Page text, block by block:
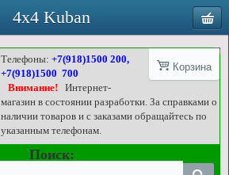
Корзина
Телефоны:+7(918)1500 200,
+7(918)1500 700
Внимание!
Интернет-
магазин в состоянии разработки. За справками о
наличии товаров и с заказами обращайтесь по
указанным телефонам.
Поиск:
4x4 Kuban